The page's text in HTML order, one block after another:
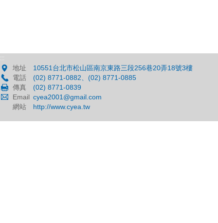
:::
地址
10551台北市松山區南京東路三段256巷20弄18號3樓
電話
(02) 8771-0882、(02) 8771-0885
傳真
(02) 8771-0839
Email cyea2001@gmail.com
網站
http://www.cyea.tw